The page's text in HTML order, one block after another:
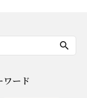
search
ワード